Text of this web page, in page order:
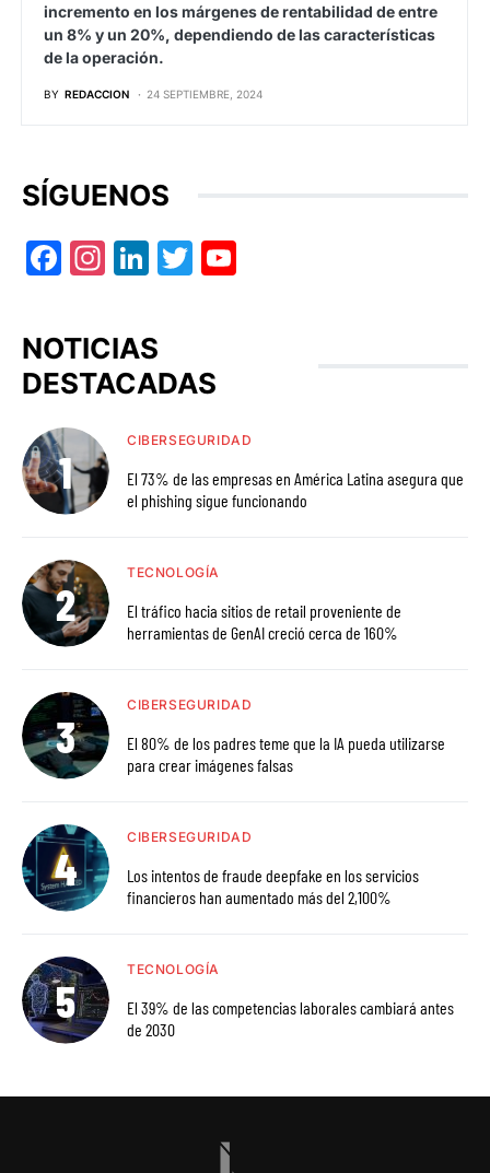
incremento en los márgenes de rentabilidad de entre
un 8% y un 20%, dependiendo de las características
de la operación.
BY REDACCION 24 SEPTIEMBRE, 2024
SÍGUENOS
Facebook
Instagram
LinkedIn
Twitter
NOTICIAS
DESTACADAS
CIBERSEGURIDAD
El 73% de las empresas en América Latina asegura que
el phishing sigue funcionando
TECNOLOGÍA
El tráfico hacia sitios de retail proveniente de
herramientas de GenAI creció cerca de 160%
CIBERSEGURIDAD
El 80% de los padres teme que la IA pueda utilizarse
para crear imágenes falsas
CIBERSEGURIDAD
Los intentos de fraude deepfake en los servicios
financieros han aumentado más del 2,100%
TECNOLOGÍA
El 39% de las competencias laborales cambiará antes
de 2030